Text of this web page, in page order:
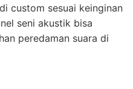
custom sesuai keinginan
seni akustik bisa
peredaman suara di